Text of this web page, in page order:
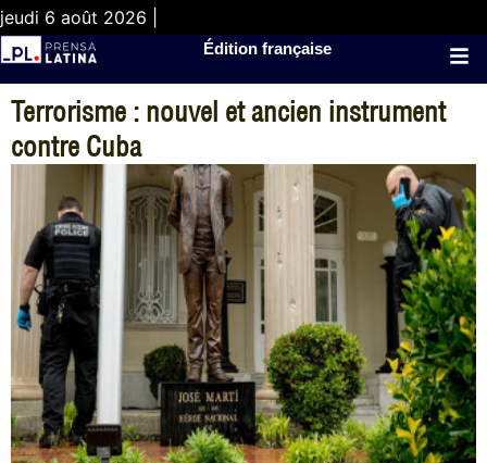
jeudi 6 août 2026 |
Édition française
Terrorisme : nouvel et ancien instrument
contre Cuba